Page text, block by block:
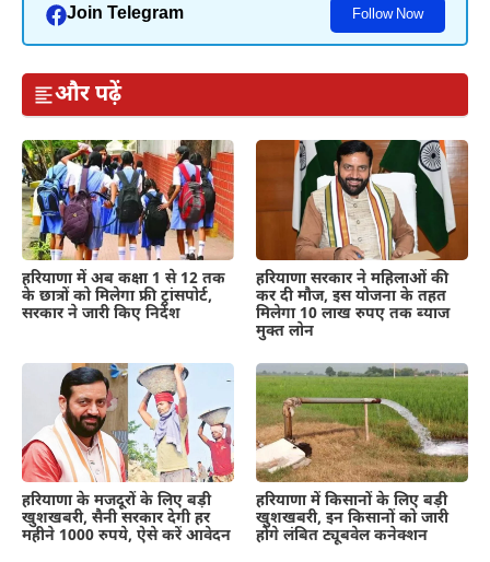
Join Telegram Follow Now
और पढ़ें
हरियाणा में अब कक्षा 1 से 12 तक
के छात्रों को मिलेगा फ्री ट्रांसपोर्ट,
सरकार ने जारी किए निर्देश
हरियाणा सरकार ने महिलाओं की
कर दी मौज, इस योजना के तहत
मिलेगा 10 लाख रुपए तक ब्याज
मुक्त लोन
हरियाणा के मजदूरों के लिए बड़ी
खुशखबरी, सैनी सरकार देगी हर
महीने 1000 रुपये, ऐसे करें आवेदन
हरियाणा में किसानों के लिए बड़ी
खुशखबरी, इन किसानों को जारी
होंगे लंबित ट्यूबवेल कनेक्शन